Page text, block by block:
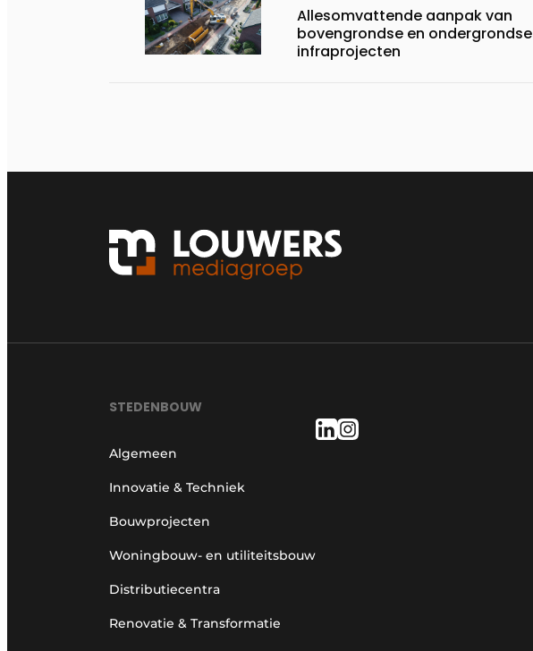
Allesomvattende aanpak van
bovengrondse en ondergrondse
infraprojecten
STEDENBOUW
Algemeen
Innovatie & Techniek
Bouwprojecten
Woningbouw- en utiliteitsbouw
Distributiecentra
Renovatie & Transformatie